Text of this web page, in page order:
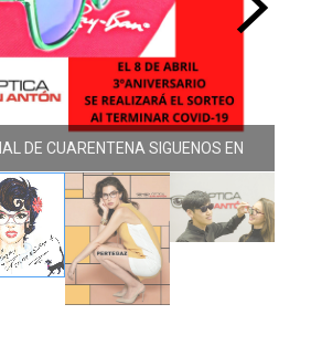
DE CUARENTENA SIGUENOS EN